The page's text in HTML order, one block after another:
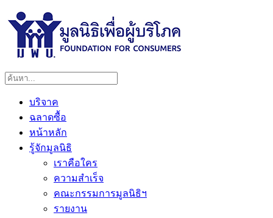
บริจาค
ฉลาดซื้อ
หน้าหลัก
รู้จักมูลนิธิ
เราคือใคร
ความสำเร็จ
คณะกรรมการมูลนิธิฯ
รายงาน